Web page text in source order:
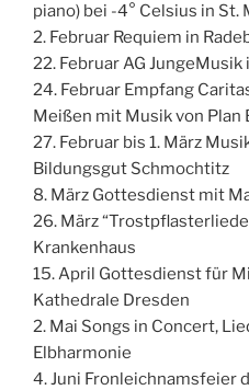
piano) bei -4° Celsius in St.
2. Februar Requiem in
22. Februar AG
24. Februar Empfang
Meißen mit Musik von Plan
27. Februar bis 1. März
Bildungsgut Schmochtitz
8. März Gottesdienst mit
26. März
Krankenhaus
15. April Gottesdienst für
Kathedrale Dresden
2. Mai Songs in Concert,
Elbharmonie
4. Juni Fronleichnamsfeier